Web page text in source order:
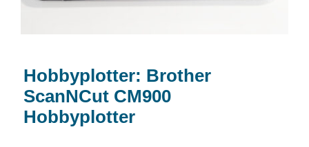
Hobbyplotter: Brother
ScanNCut CM900
Hobbyplotter